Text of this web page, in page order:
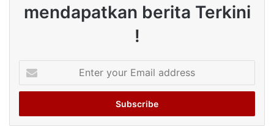
mendapatkan berita Terkini
!
your
Email